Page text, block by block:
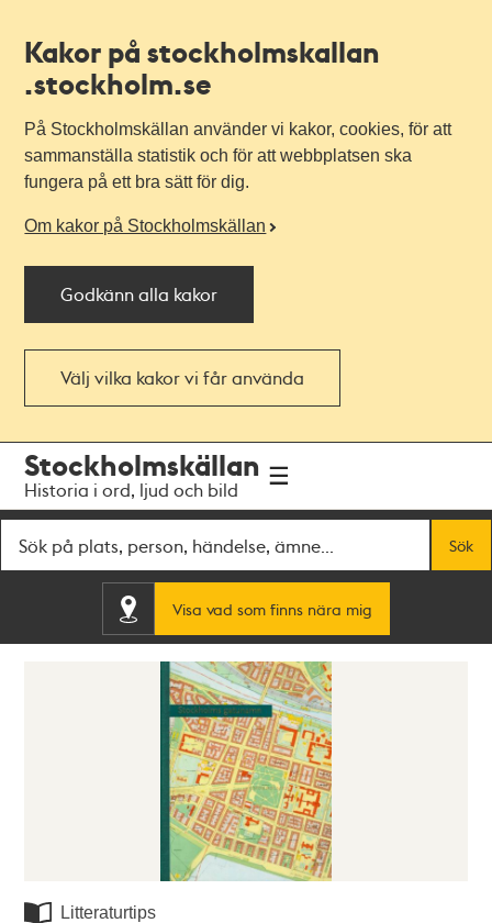
Kakor på stockholmskallan
.stockholm.se
På Stockholmskällan använder vi kakor, cookies, för att
sammanställa statistik och för att webbplatsen ska
fungera på ett bra sätt för dig.
Om kakor på Stockholmskällan
Godkänn alla kakor
Välj vilka kakor vi får använda
navigationen
huvudinnehållet
Stockholmskällan
Historia i ord, ljud och bild
Sök
Visa vad som finns nära mig
Litteraturtips